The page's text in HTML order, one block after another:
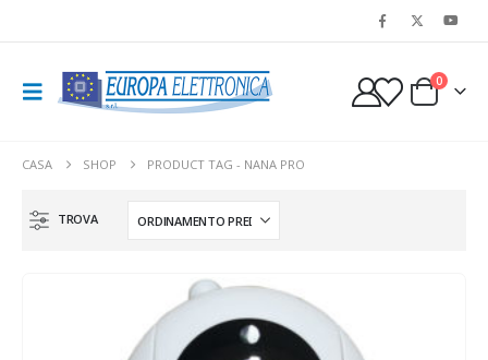
0
CASA SHOP PRODUCT TAG - NANA PRO